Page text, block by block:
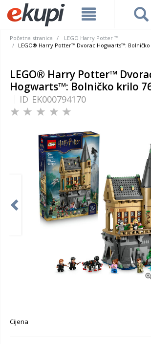
Početna stranica
LEGO Harry Potter ™
LEGO® Harry Potter™ Dvorac Hogwarts™: Bolničko
LEGO® Harry Potter™
Hogwarts™: Bolničko krilo
ID EK000794170
Cijena